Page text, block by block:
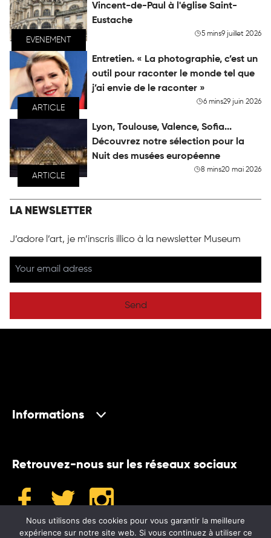
EVENEMENT
Vincent-de-Paul à l'église Saint-
Eustache
5 mins9 juillet 2026
ARTICLE
Entretien. « La photographie, c’est un
outil pour raconter le monde tel que
j’ai envie de le raconter »
6 mins29 juin 2026
ARTICLE
Lyon, Toulouse, Valence, Sofia...
Découvrez notre sélection pour la
Nuit des musées européenne
8 mins20 mai 2026
LA NEWSLETTER
J’adore l’art, je m’inscris illico à la newsletter Museum
Send
Informations
Retrouvez-nous sur les réseaux sociaux
Nous utilisons des cookies pour vous garantir la meilleure
expérience sur notre site web. Si vous continuez à utiliser ce